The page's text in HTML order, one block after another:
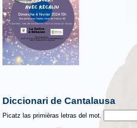
Diccionari de Cantalausa
Picatz las primièras letras del mot.